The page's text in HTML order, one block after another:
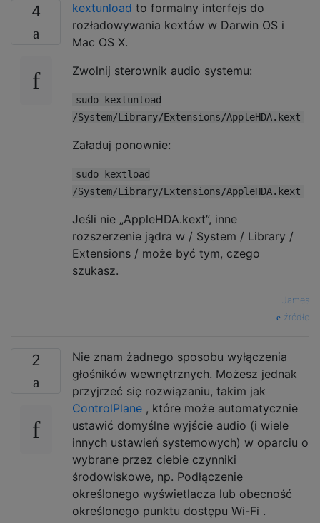
4 kextunload to formalny interfejs do
rozładowywania kextów w Darwin OS i
Mac OS X.
Zwolnij sterownik audio systemu:
sudo kextunload
/System/Library/Extensions/AppleHDA.kext
Załaduj ponownie:
sudo kextload
/System/Library/Extensions/AppleHDA.kext
Jeśli nie „AppleHDA.kext”, inne
rozszerzenie jądra w / System / Library /
Extensions / może być tym, czego
szukasz.
James
źródło
2
Nie znam żadnego sposobu wyłączenia
głośników wewnętrznych. Możesz jednak
przyjrzeć się rozwiązaniu, takim jak
ControlPlane , które może automatycznie
ustawić domyślne wyjście audio (i wiele
innych ustawień systemowych) w oparciu o
wybrane przez ciebie czynniki
środowiskowe, np. Podłączenie
określonego wyświetlacza lub obecność
określonego punktu dostępu Wi-Fi .